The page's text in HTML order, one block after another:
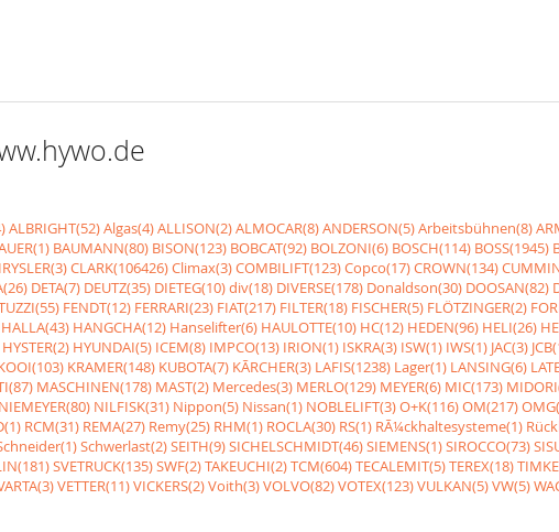
ALBRIGHT(52)Algas(4)ALLISON(2)ALMOCAR(8)ANDERSON(5)Arbeitsbühnen(8)
BAUMANN(80) BISON(123) BOBCAT(92) BOLZONI(6) BOSCH(114) BOSS(1945)
CLARK(106426)Climax(3)COMBILIFT(123)Copco(17)CROWN(134)
DETA(7) DEUTZ(35) DIETEG(10)div(18) DIVERSE(178) Donaldson(30) DOOSAN(82)
FENDT(12) FERRARI(23) FIAT(217) FILTER(18) FISCHER(5) FLÖTZINGER(2)
HALLA(43) HANGCHA(12) Hanselifter(6) HAULOTTE(10) HC(12) HEDEN(96) HELI(26)
HYSTER(2) HYUNDAI(5) ICEM(8) IMPCO(13) IRION(1) ISKRA(3) ISW(1) IWS(1) JAC(3)
KRAMER(148) KUBOTA(7) KÃRCHER(3) LAFIS(1238) Lager(1) LANSING(6)
MASCHINEN(178) MAST(2) Mercedes(3) MERLO(129) MEYER(6) MIC(173)
NIEMEYER(80) NILFISK(31) Nippon(5) Nissan(1) NOBLELIFT(3)O+K(116)OM(217)
RCM(31) REMA(27) Remy(25) RHM(1) ROCLA(30) RS(1) RÃ¼ckhaltesysteme(1)
Schwerlast(2)SEITH(9)SICHELSCHMIDT(46)SIEMENS(1)SIROCCO(73)
SVETRUCK(135)SWF(2)TAKEUCHI(2)TCM(604)TECALEMIT(5)TEREX(18)
VETTER(11)VICKERS(2)Voith(3)VOLVO(82)VOTEX(123)VULKAN(5)VW(5)